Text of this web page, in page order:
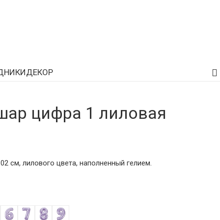
ДЕКОР
цифра 1 лиловая
см, лилового цвета, наполненный гелием.